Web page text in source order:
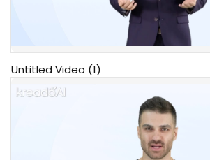
Untitled Video (1)